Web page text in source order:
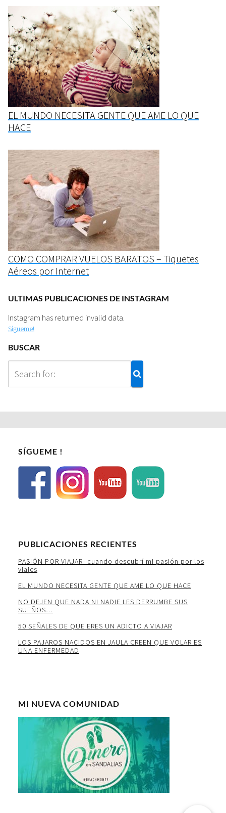
EL MUNDO NECESITA GENTE QUE AME LO QUE
HACE
COMO COMPRAR VUELOS BARATOS – Tiquetes
Aéreos por Internet
ULTIMAS PUBLICACIONES DE INSTAGRAM
Instagram has returned invalid data.
Sígueme!
BUSCAR
SÍGUEME !
PUBLICACIONES RECIENTES
PASIÓN POR VIAJAR- cuando descubrí mi pasión por los
viajes
EL MUNDO NECESITA GENTE QUE AME LO QUE HACE
NO DEJEN QUE NADA NI NADIE LES DERRUMBE SUS
SUEÑOS…
50 SEÑALES DE QUE ERES UN ADICTO A VIAJAR
LOS PAJAROS NACIDOS EN JAULA CREEN QUE VOLAR ES
UNA ENFERMEDAD
MI NUEVA COMUNIDAD